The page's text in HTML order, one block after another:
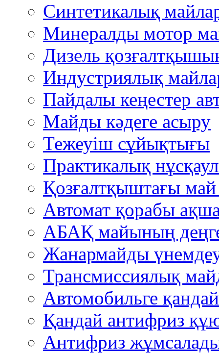
Синтетикалық
Минералды мотор
Дизель
Индустриялық
Пайдалы кеңестер
Mайды кәдеге асыру
Тежеуіш cұйықтығы
Практикалық
Қозғалтқыштағы
Автомат қорабы
АБАҚ майының
Жанармайды
Трансмиссиялық
Автомобильге
Қандай антифриз
Антифриз